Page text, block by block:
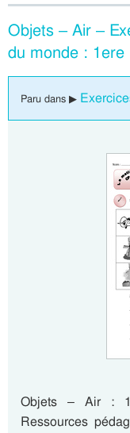
Objets – Air –
du monde : 1ere
Paru dans ▶
Objets – Air :
Ressources